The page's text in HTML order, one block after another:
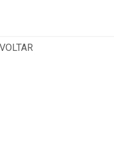
VOLTAR